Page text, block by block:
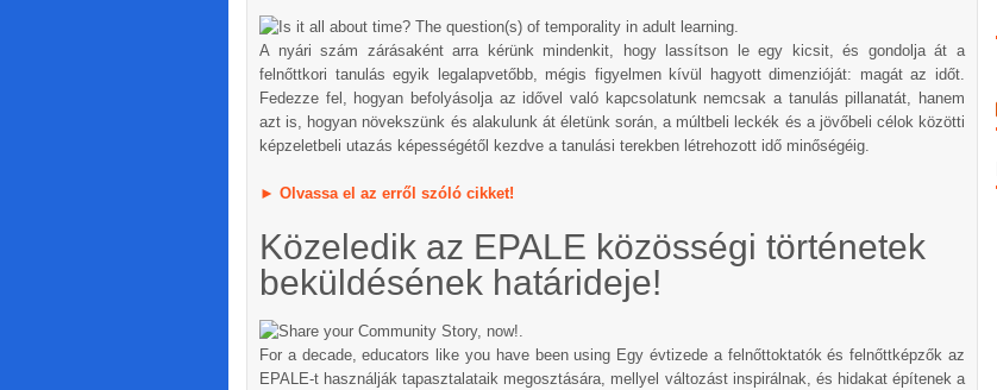
A nyári szám zárásaként arra kérünk mindenkit, hogy lassítson le egy kicsit, és gondolja át a
felnőttkori tanulás egyik legalapvetőbb, mégis figyelmen kívül hagyott dimenzióját: magát az időt.
Fedezze fel, hogyan befolyásolja az idővel való kapcsolatunk nemcsak a tanulás pillanatát, hanem
azt is, hogyan növekszünk és alakulunk át életünk során, a múltbeli leckék és a jövőbeli célok közötti
képzeletbeli utazás képességétől kezdve a tanulási terekben létrehozott idő minőségéig.
► Olvassa el az erről szóló cikket!
Közeledik az EPALE közösségi történetek
beküldésének határideje!
For a decade, educators like you have been using Egy évtizede a felnőttoktatók és felnőttképzők az
EPALE-t használják tapasztalataik megosztására, mellyel változást inspirálnak, és hidakat építenek a